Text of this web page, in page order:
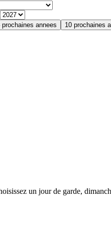
prochaines annees 10 prochaines
un jour de garde,